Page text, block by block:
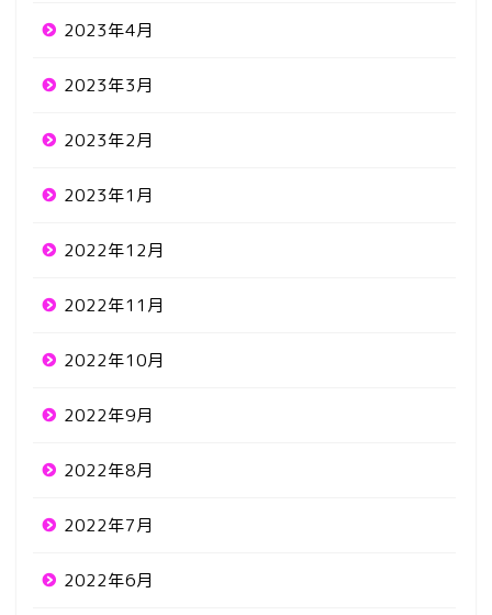
2023年4月
2023年3月
2023年2月
2023年1月
2022年12月
2022年11月
2022年10月
2022年9月
2022年8月
2022年7月
2022年6月